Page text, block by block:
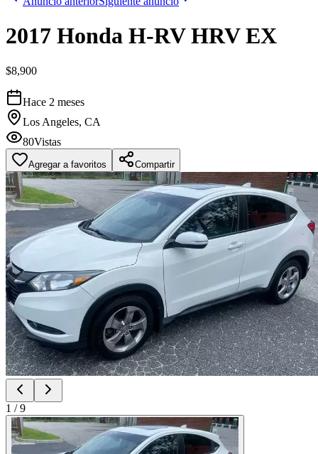
2017 Honda H-RV HRV EX
$8,900
Hace 2 meses
Los Angeles, CA
80Vistas
Agregar a favoritos Compartir
1 /9